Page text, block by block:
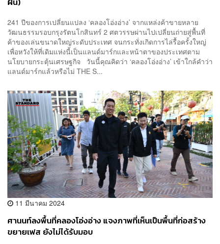
241 ปีของการเปลี่ยนแปลง ‘คลองโอ่งอ่าง’ จากแหล่งค้าขายหลาย
วัฒนธรรมรอบกรุงรัตนโกสินทร์ 2 ศตวรรษผ่านไปเปลี่ยนถ่ายสู่พื้นที่
ค้าของเล่นขนาดใหญ่ระดับประเทศ จนกระทั่งเกิดการไล่รื้อครั้งใหญ่
เพื่อหวังให้ที่เดิมแห่งนี้เป็นแลนด์มาร์กและหน้าตาของประเทศตาม
นโยบายกระตุ้นเศรษฐกิจ วันนี้คุณคิดว่า ‘คลองโอ่งอ่าง’ เข้าใกล้คำว่า
แลนด์มาร์กแล้วหรือไม่ THE S...
11 มีนาคม 2024
ศานนท์ลงพื้นที่คลองโอ่งอ่าง แจงภาพที่เห็นเป็นพื้นที่ก่อสร้าง
ขยายเฟส ยังไม่ได้รับมอบ